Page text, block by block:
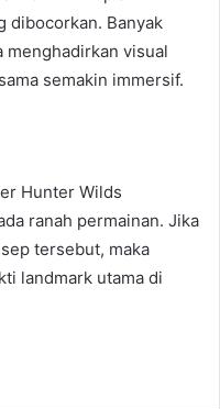
dibocorkan. Banyak
menghadirkan visual
semakin immersif.
Hunter Wilds
ranah permainan. Jika
tersebut, maka
landmark utama di